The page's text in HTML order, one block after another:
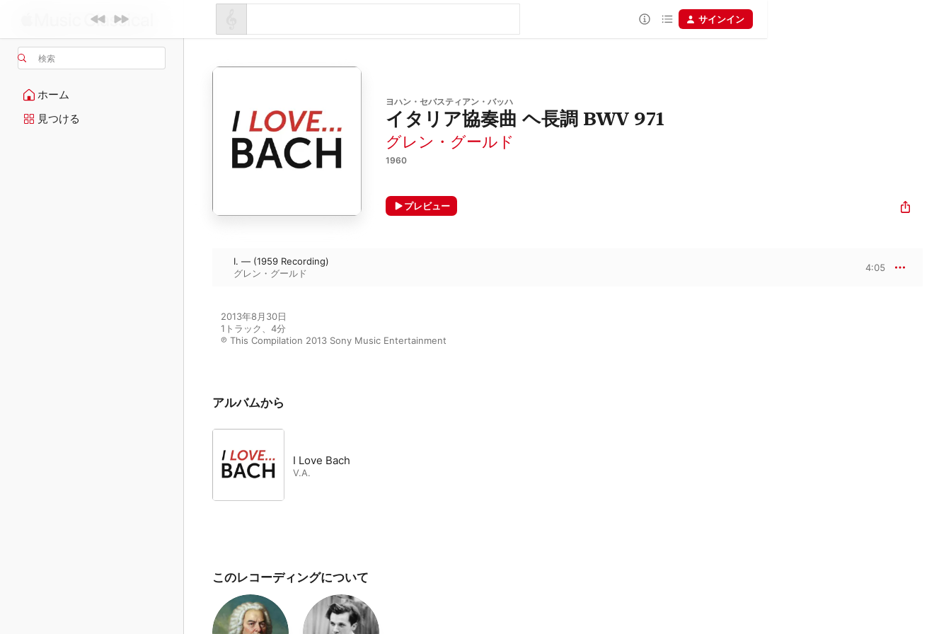
検索
ホーム
見つける
サインイン
ヨハン・セバスティアン・バッハ
イタリア協奏曲 ヘ長調 BWV 971
グレン・グールド
1960
プレビュー
I. — (1959 Recording)
グレン・グールド
4:05
2013年8月30日
1トラック、4分
℗ This Compilation 2013 Sony Music Entertainment
アルバムから
I Love Bach
V.A.
このレコーディングについて